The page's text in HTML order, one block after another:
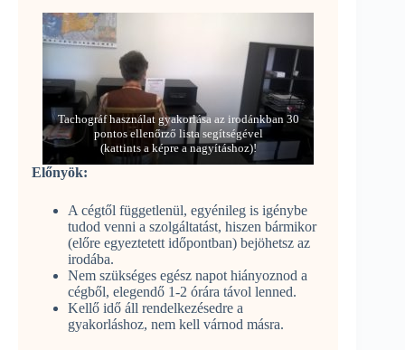
Tachográf használat gyakorlása az irodánkban 30
pontos ellenőrző lista segítségével
(kattints a képre a nagyításhoz)!
Előnyök:
A cégtől függetlenül, egyénileg is igénybe
tudod venni a szolgáltatást, hiszen bármikor
(előre egyeztetett időpontban) bejöhetsz az
irodába.
Nem szükséges egész napot hiányoznod a
cégből, elegendő 1-2 órára távol lenned.
Kellő idő áll rendelkezésedre a
gyakorláshoz, nem kell várnod másra.